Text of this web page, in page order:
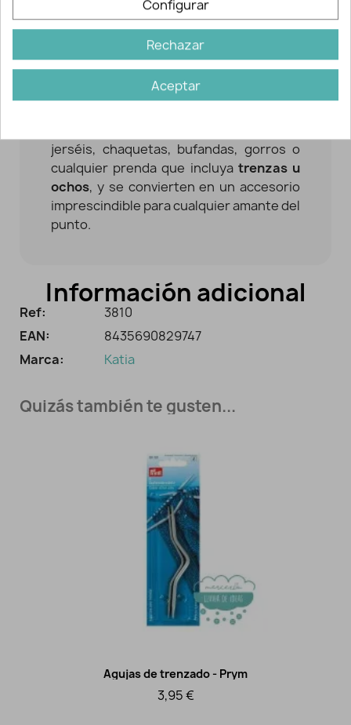
Fabricadas enaluminio resistente y
ligero, estas agujas permiten que los
puntos se deslicen con facilidad cuando
vuelves a incorporarlos a la labor,
haciendo el proceso de tejido mucho
más cómodo y fluido.
jerséis, chaquetas, bufandas, gorros o
cualquier prenda que incluya trenzas u
ochos, y se convierten en un accesorio
imprescindible para cualquier amante del
punto.
Información adicional
Ref:
3810
EAN:
8435690829747
Marca:
Katia
Quizás también te gusten...
Vista rápida
Agujas de trenzado - Prym
3,95 €
Configurar
Rechazar
Aceptar